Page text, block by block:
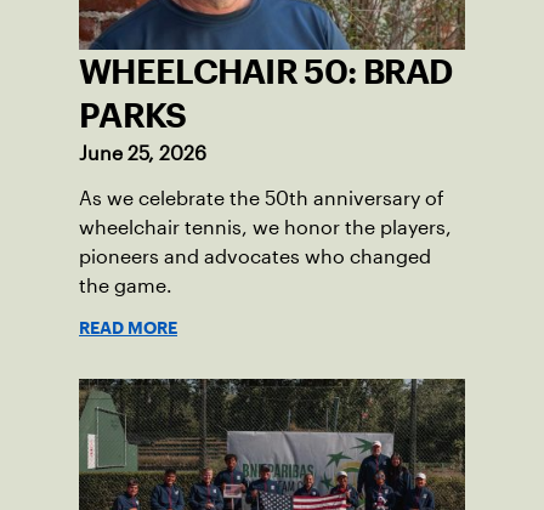
WHEELCHAIR 50: BRAD
PARKS
June 25, 2026
As we celebrate the 50th anniversary of
wheelchair tennis, we honor the players,
pioneers and advocates who changed
the game.
READ MORE